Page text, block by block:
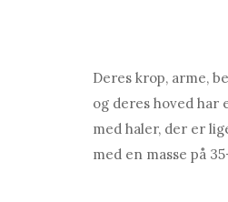
Deres krop, arme,
og deres hoved har
med haler, der er
med en masse på